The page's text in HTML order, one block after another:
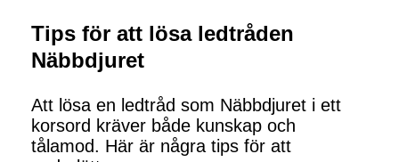
Tips för att lösa ledtråden
Näbbdjuret
Att lösa en ledtråd som Näbbdjuret i ett
korsord kräver både kunskap och
tålamod. Här är några tips för att